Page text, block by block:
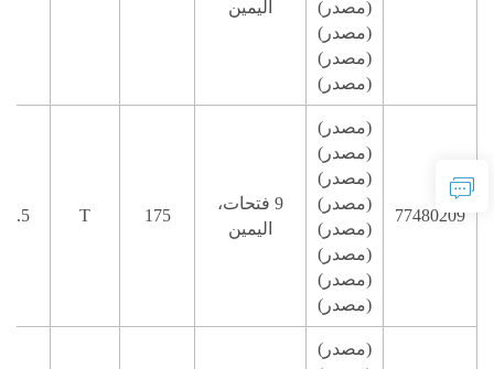
(مصدر)
(مصدر)
(مصدر)
(مصدر)
اليمين
77480209
(مصدر)
(مصدر)
(مصدر)
(مصدر)
(مصدر)
(مصدر)
(مصدر)
(مصدر)
9 فتحات،
اليمين
175
T 3.5 مم
(مصدر)